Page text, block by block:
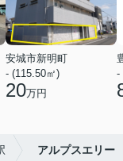
安城市新明町
- (115.50㎡)
20万円
-
アルプスエリー